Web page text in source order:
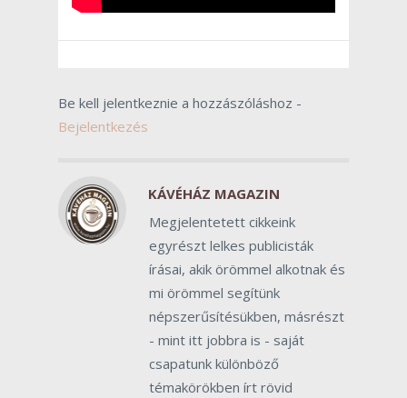
Be kell jelentkeznie a hozzászóláshoz -
Bejelentkezés
KÁVÉHÁZ MAGAZIN
Megjelentetett cikkeink
egyrészt lelkes publicisták
írásai, akik örömmel alkotnak és
mi örömmel segítünk
népszerűsítésükben, másrészt
- mint itt jobbra is - saját
csapatunk különböző
témakörökben írt rövid